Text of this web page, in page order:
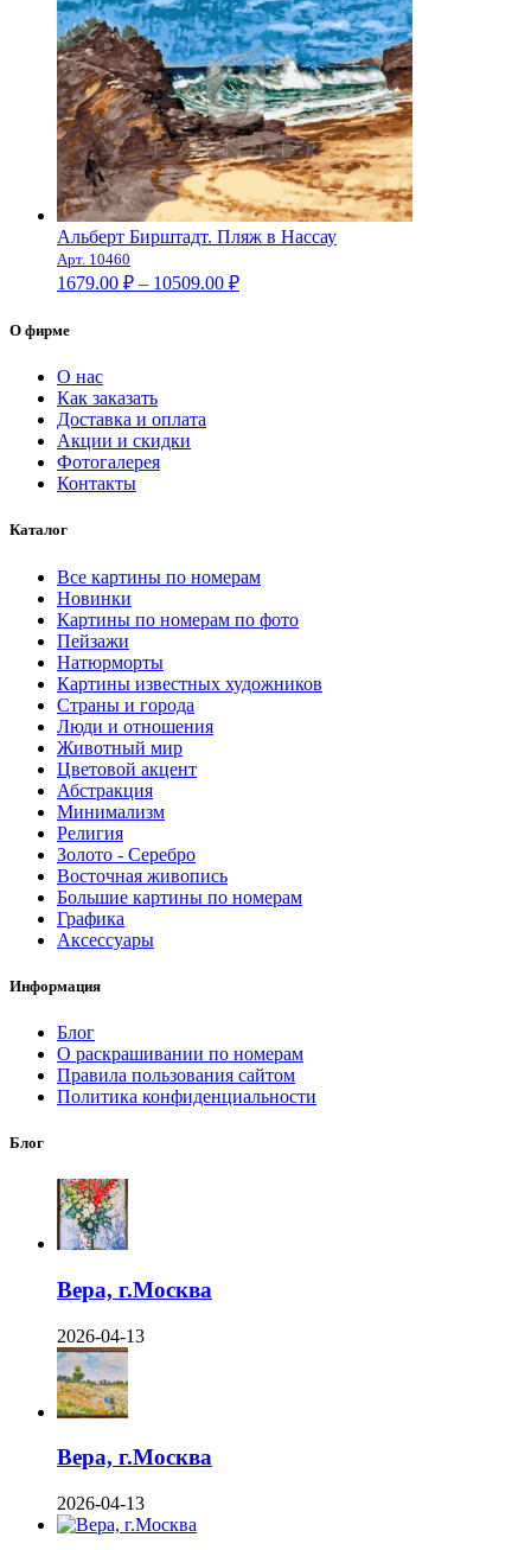
1348.00 ₽
–
9201.00 ₽
Альберт Бирштадт. Пляж в Нассау
Арт. 10460
1679.00 ₽ – 10509.00 ₽Диапазон
О фирме
О нас
Как заказать
Доставка и оплата
Акции и скидки
Фотогалерея
Контакты
Каталог
Все картины по номерам
Новинки
Картины по номерам по фото
Пейзажи
Натюрморты
Картины известных художников
Страны и города
Люди и отношения
Животный мир
Цветовой акцент
Абстракция
Минимализм
Религия
Золото - Серебро
Восточная живопись
Большие картины по номерам
Графика
Аксессуары
Информация
Блог
О раскрашивании по номерам
Правила пользования сайтом
Политика конфиденциальности
Блог
Вера, г.Москва
2026-04-13
Вера, г.Москва
2026-04-13